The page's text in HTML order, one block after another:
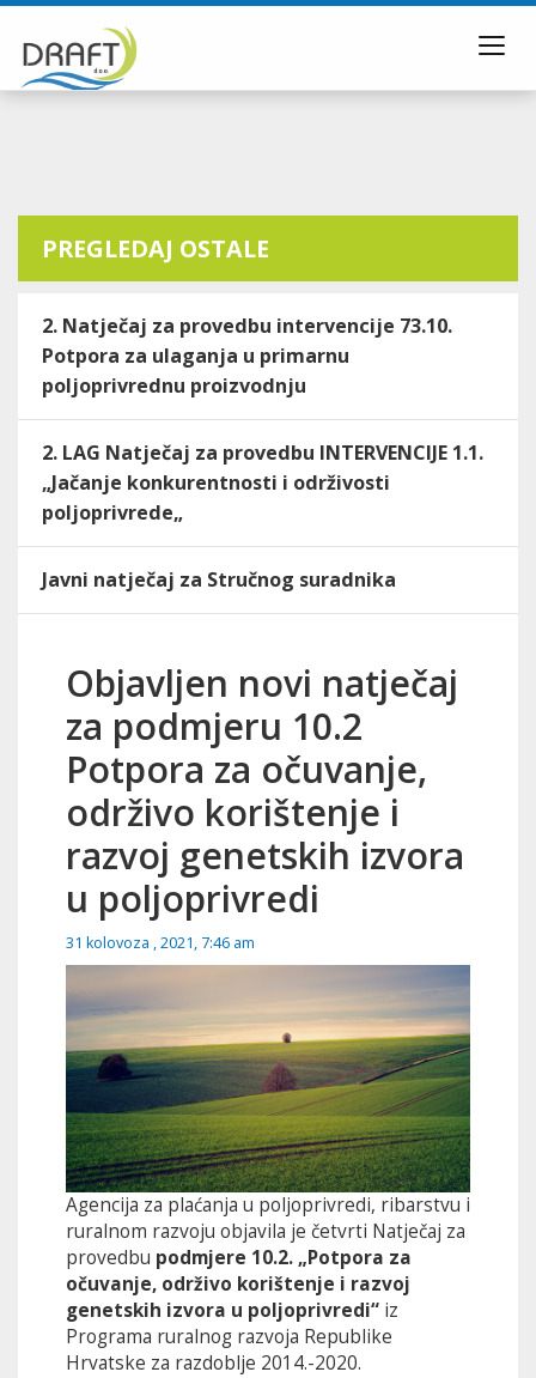
PREGLEDAJ OSTALE
2. Natječaj za provedbu intervencije 73.10.
Potpora za ulaganja u primarnu
poljoprivrednu proizvodnju
2. LAG Natječaj za provedbu INTERVENCIJE 1.1.
„Jačanje konkurentnosti i održivosti
poljoprivrede„
Javni natječaj za Stručnog suradnika
Objavljen novi natječaj
za podmjeru 10.2
Potpora za očuvanje,
održivo korištenje i
razvoj genetskih izvora
u poljoprivredi
31 kolovoza , 2021, 7:46 am
Agencija za plaćanja u poljoprivredi, ribarstvu i
ruralnom razvoju objavila je četvrti Natječaj za
provedbu podmjere 10.2. „Potpora za
očuvanje, održivo korištenje i razvoj
genetskih izvora u poljoprivredi“ iz
Programa ruralnog razvoja Republike
Hrvatske za razdoblje 2014.-2020.